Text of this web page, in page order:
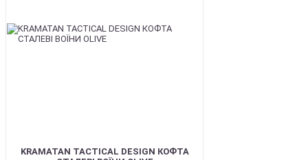
KRAMATAN TACTICAL DESIGN КОФТА